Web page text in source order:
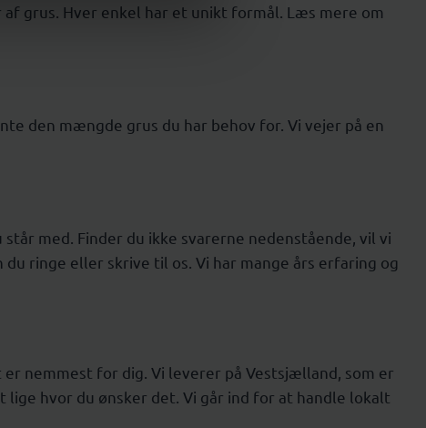
grus. Hver enkel har et unikt formål. Læs mere om
den mængde grus du har behov for. Vi vejer på en
med. Finder du ikke svarerne nedenstående, vil vi
ringe eller skrive til os. Vi har mange års erfaring og
nemmest for dig. Vi leverer på Vestsjælland, som er
hvor du ønsker det. Vi går ind for at handle lokalt